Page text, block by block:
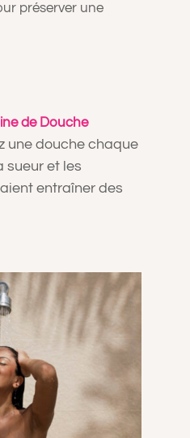
préserver une
de Douche
une douche chaque
sueur et les
entraîner des